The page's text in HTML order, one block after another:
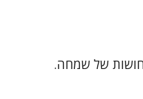
של שמחה.